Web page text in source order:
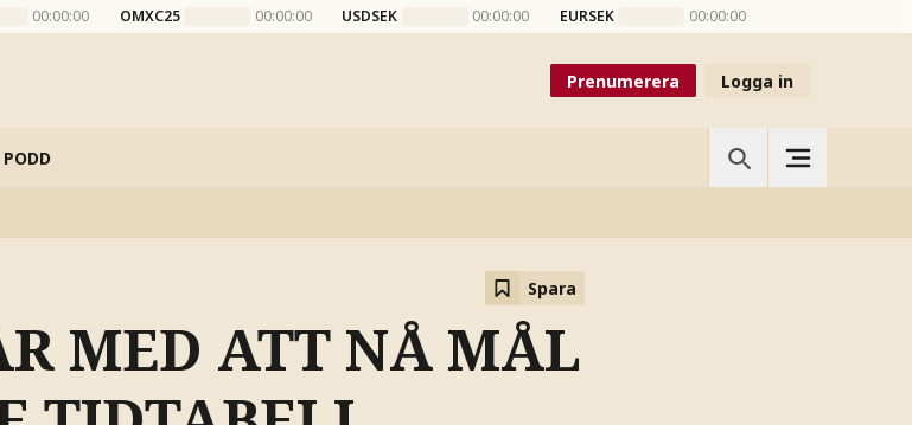
00:00:00 OMXC25 00:00:00 USDSEK 00:00:00 EURSEK 00:00:00
Prenumerera Logga in
PODD
Spara
MED ATT NÅ MÅL